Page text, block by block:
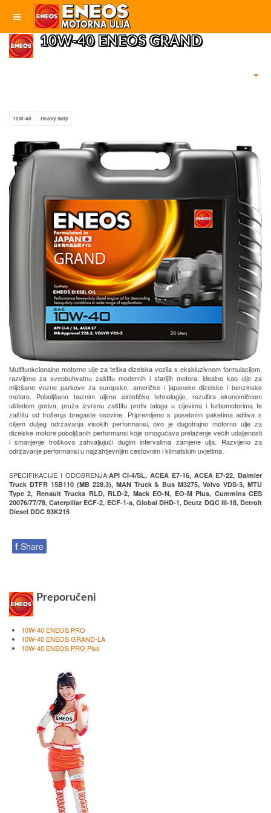
10W-40 ENEOS GRAND
10W-40 Heavy duty
Multifunkcionalno motorno ulje za teška dizelska vozila s ekskluzivnom formulacijom,
razvijeno za sveobuhvatnu zaštitu modernih i starijih motora, idealno kao ulje za
miješane vozne parkove za europske, američke i japanske dizelske i benzinske
motore. Poboljšano baznim uljima sintetičke tehnologije, rezultira ekonomičnom
uštedom goriva, pruža izvrsnu zaštitu protiv taloga u cijevima i turbomotorima te
zaštitu od trošenja bregaste osovine. Pripremljeno s posebnim paketima aditiva s
ciljem duljeg održavanja visokih performansi, ovo je dugotrajno motorno ulje za
dizelske motore poboljšanih performansi koje omogućava prelaženje većih udaljenosti
i smanjenje troškova zahvaljujući dugim intervalima zamjene ulja. Razvijeno za
održavanje performansi u najzahtjevnijim cestovnim i klimatskim uvjetima.
SPECIFIKACIJE I ODOBRENJA:API CI-4/SL, ACEA E7-16, ACEA E7-22, Daimler
Truck DTFR 15B110 (MB 228.3), MAN Truck & Bus M3275, Volvo VDS-3, MTU
Type 2, Renault Trucks RLD, RLD-2, Mack EO-N, EO-M Plus, Cummins CES
20076/77/78, Caterpillar ECF-2, ECF-1-a, Global DHD-1, Deutz DQC III-18, Detroit
Diesel DDC 93K215
f Share
Preporučeni
10W-40 ENEOS PRO
10W-40 ENEOS GRAND-LA
10W-40 ENEOS PRO Plus